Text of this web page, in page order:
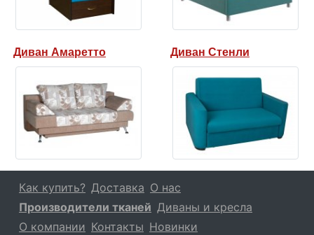
Диван Амаретто Диван Стенли
Как купить? Доставка О нас
Производители тканей Диваны и кресла
О компании Контакты Новинки